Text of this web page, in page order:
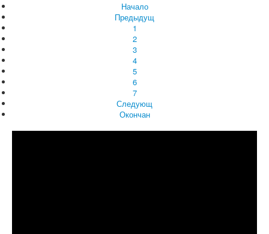
Начало
Предыдущ
1
2
3
4
5
6
7
Следующ
Окончан